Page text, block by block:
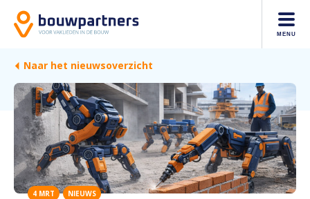
MENU
Naar het nieuwsoverzicht
4 MRT NIEUWS